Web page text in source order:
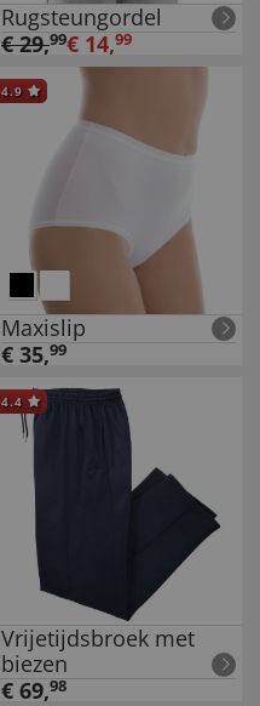
Rugsteungordel
€29,99€ 14,99
4.9
Maxislip
€ 35,99
4.4
Vrijetijdsbroek met
biezen
€ 69,98